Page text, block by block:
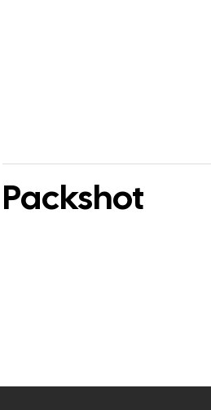
Packshot